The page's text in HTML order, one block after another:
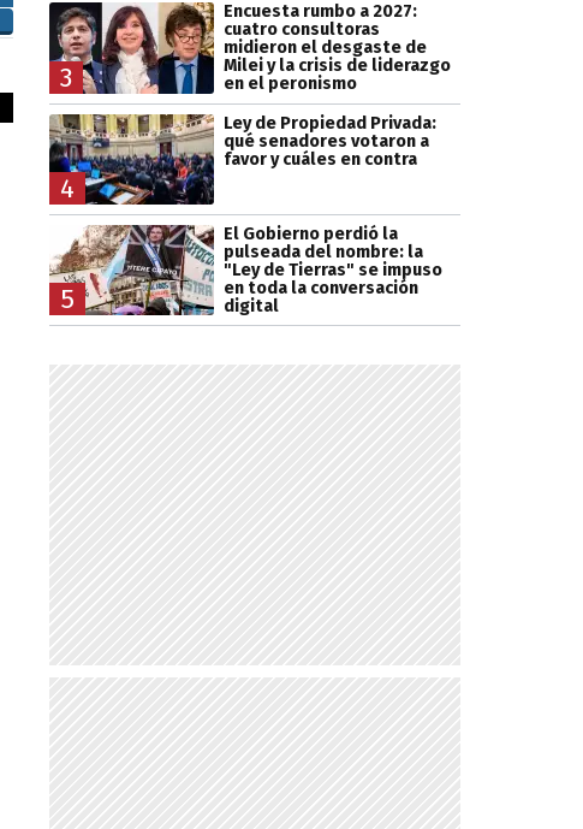
3
Encuesta rumbo a 2027:
cuatro consultoras
midieron el desgaste de
Milei y la crisis de liderazgo
en el peronismo
4
Ley de Propiedad Privada:
qué senadores votaron a
favor y cuáles en contra
5
El Gobierno perdió la
pulseada del nombre: la
"Ley de Tierras" se impuso
en toda la conversación
digital